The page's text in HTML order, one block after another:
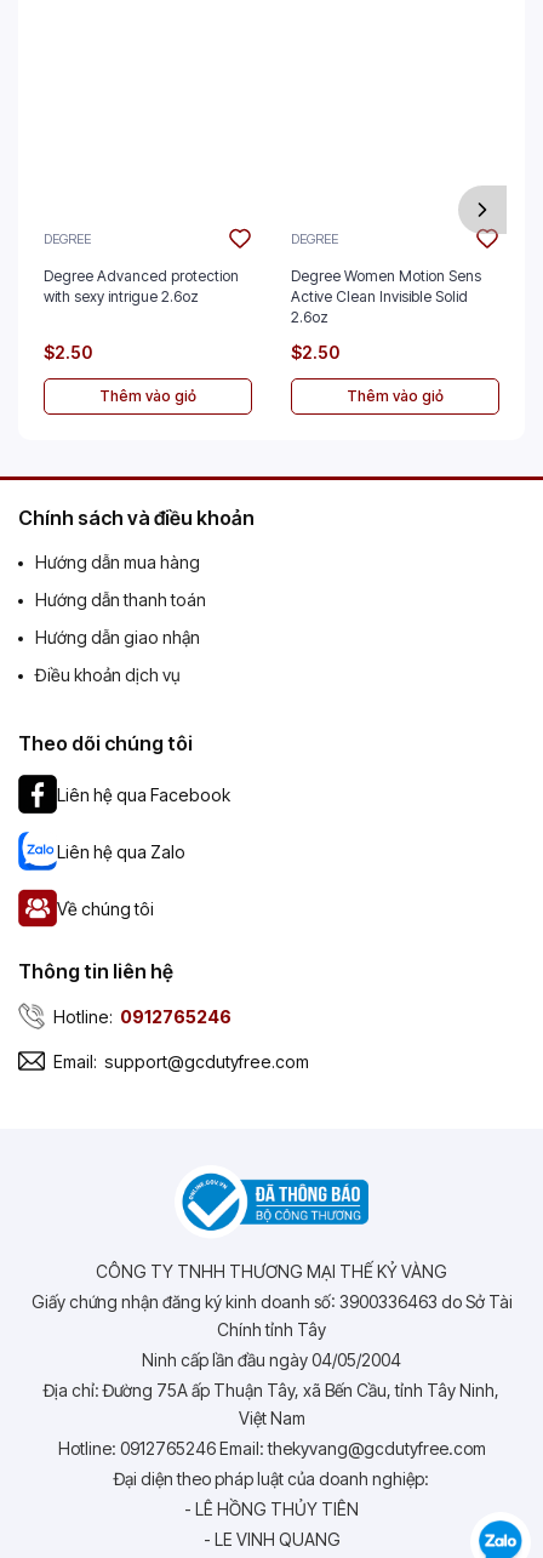
DEGREE
Degree Advanced protection
with sexy intrigue 2.6oz
$2.50
Thêm vào giỏ
DEGREE
Degree Women Motion Sens
Active Clean Invisible Solid
2.6oz
$2.50
Thêm vào giỏ
Chính sách và điều khoản
Hướng dẫn mua hàng
Hướng dẫn thanh toán
Hướng dẫn giao nhận
Điều khoản dịch vụ
Theo dõi chúng tôi
Liên hệ qua Facebook
Liên hệ qua Zalo
Về chúng tôi
Thông tin liên hệ
Hotline: 0912765246
Email: support@gcdutyfree.com
CÔNG TY TNHH THƯƠNG MẠI THẾ KỶ VÀNG
Giấy chứng nhận đăng ký kinh doanh số: 3900336463 do Sở Tài
Chính tỉnh Tây
Ninh cấp lần đầu ngày 04/05/2004
Địa chỉ: Đường 75A ấp Thuận Tây, xã Bến Cầu, tỉnh Tây Ninh,
Việt Nam
Hotline: 0912765246 Email: thekyvang@gcdutyfree.com
Đại diện theo pháp luật của doanh nghiệp:
- LÊ HỒNG THỦY TIÊN
- LE VINH QUANG